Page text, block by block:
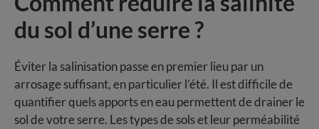
du sol d’une serre ?
Éviter la salinisation passe en premier lieu par un
arrosage suffisant, en particulier l’été. Il est difficile de
quantifier quels apports en eau permettent de drainer le
sol de votre serre. Les types de sols et leur perméabilité